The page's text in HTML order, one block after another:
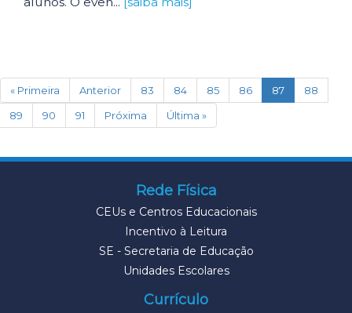
« Primeira Anterior 83 84 85 86 87(current)
88
89
90 91 Próxima Última »
Rede Física
CEUs e Centros Educacionais
Incentivo à Leitura
SE - Secretaria de Educação
Unidades Escolares
Currículo